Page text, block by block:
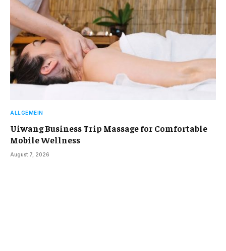
ALLGEMEIN
Uiwang Business Trip Massage for Comfortable
Mobile Wellness
August 7, 2026